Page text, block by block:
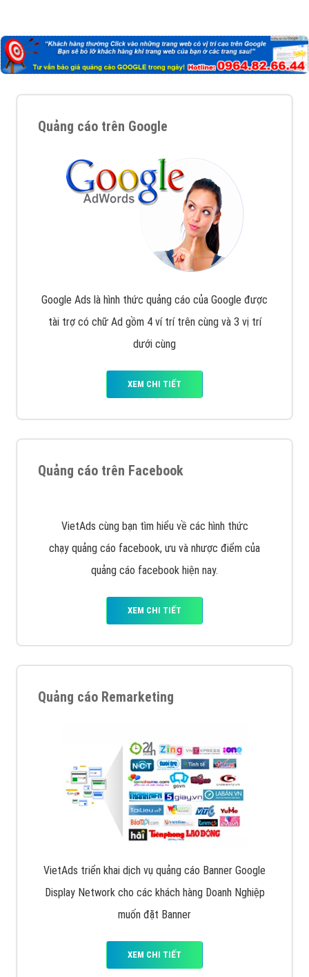
Quảng cáo trên Google
Google Ads là hình thức quảng cáo của Google được
tài trợ có chữ Ad gồm 4 ví trí trên cùng và 3 vị trí
dưới cùng
XEM CHI TIẾT
Quảng cáo trên Facebook
VietAds cùng bạn tìm hiểu về các hình thức
chạy quảng cáo facebook, ưu và nhược điểm của
quảng cáo facebook hiện nay.
Quảng cáo Remarketing